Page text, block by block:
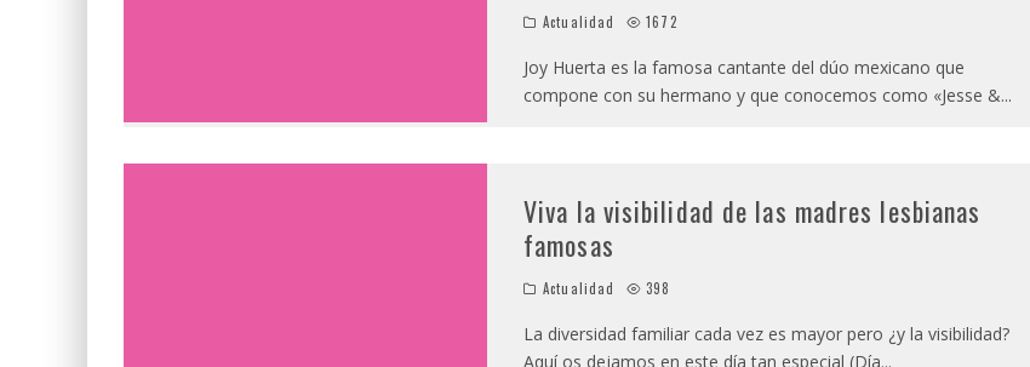
Actualidad 1672
Joy Huerta es la famosa cantante del dúo mexicano que
compone con su hermano y que conocemos como «Jesse &...
Viva la visibilidad de las madres lesbianas
famosas
Actualidad 398
La diversidad familiar cada vez es mayor pero ¿y la visibilidad?
Aquí os dejamos en este día tan especial (Día...